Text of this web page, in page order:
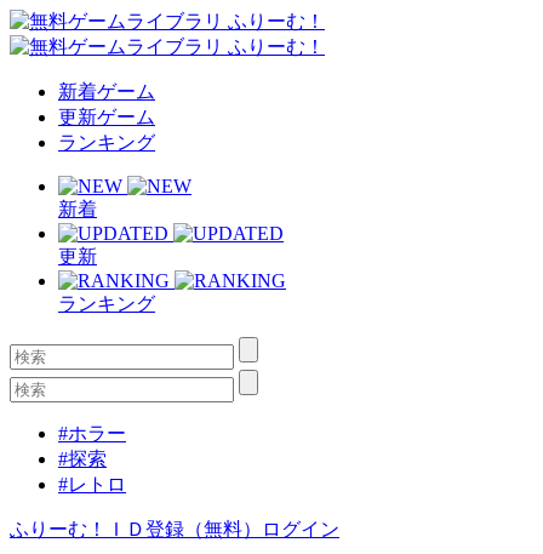
新着ゲーム
更新ゲーム
ランキング
新着
更新
ランキング
#ホラー
#探索
#レトロ
ふりーむ！ＩＤ登録（無料） ログイン